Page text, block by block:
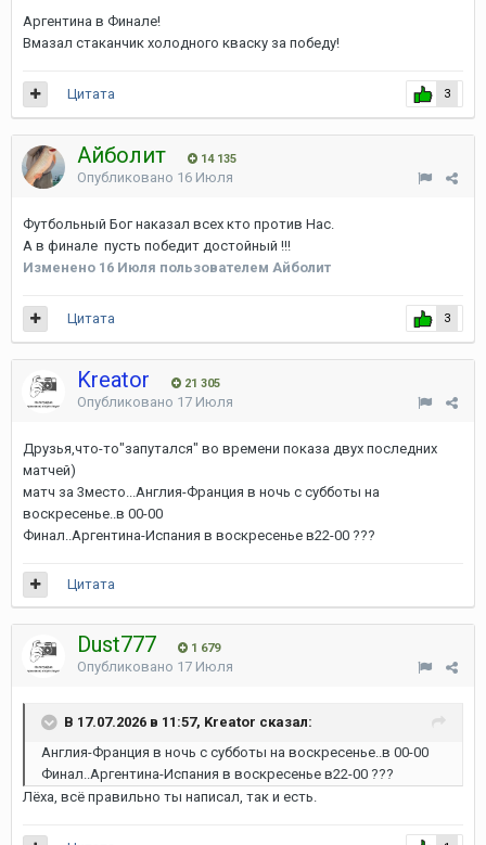
Аргентина в Финале!
Вмазал стаканчик холодного кваску за победу!
3
Цитата
Айболит 14 135
Опубликовано 16 Июля
Футбольный Бог наказал всех кто против Нас.
А в финале пусть победит достойный !!!
Изменено 16 Июля пользователем Айболит
3
Цитата
Kreator 21 305
Опубликовано 17 Июля
Друзья,что-то"запутался" во времени показа двух последних
матчей)
матч за 3место...Англия-Франция в ночь с субботы на
воскресенье..в 00-00
Финал..Аргентина-Испания в воскресенье в22-00 ???
Цитата
Dust777 1 679
Опубликовано 17 Июля
В 17.07.2026 в 11:57, Kreator сказал:
Англия-Франция в ночь с субботы на воскресенье..в 00-00
Финал..Аргентина-Испания в воскресенье в22-00 ???
Лёха, всё правильно ты написал, так и есть.